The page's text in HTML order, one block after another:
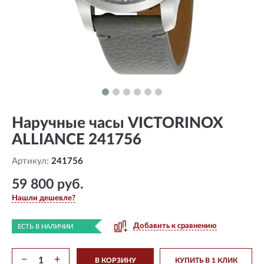
Наручные часы VICTORINOX
ALLIANCE 241756
Артикул: 241756
59 800 руб.
Нашли дешевле?
ЕСТЬ В НАЛИЧИИ Добавить к сравнению
− + В КОРЗИНУ КУПИТЬ В 1 КЛИК